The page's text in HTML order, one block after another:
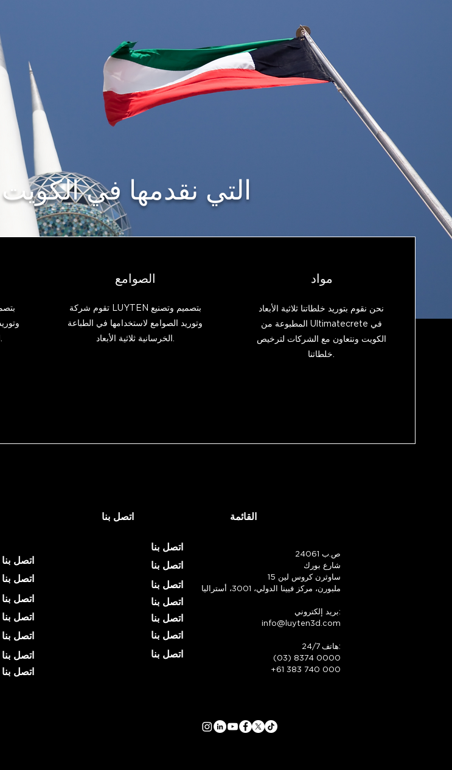
3DCP TECH التي نقدمها في الكويت
الطباعة الخرسانية ثلاثية الأبعاد.
الصوامع
تقوم شركة LUYTEN بتصميم وتصنيع
وتوريد الصوامع لاستخدامها في الطباعة
الخرسانية ثلاثية الأبعاد.
مواد
نحن نقوم بتوريد خلطاتنا ثلاثية الأبعاد
المطبوعة من Ultimatecrete في
الكويت ونتعاون مع الشركات لترخيص
خلطاتنا.
اتصل بنا
اتصل بنا
اتصل بنا
اتصل بنا
اتصل بنا
اتصل بنا
القائمة
ص.ب 24061
شارع بورك
15 ساوثرن كروس لين
ملبورن، مركز فيينا الدولي، 3001، أستراليا
بريد إلكتروني:
info@luyten3d.com
هاتف 24/7:
(03) 8374 0000
+61 383 740 000
اتصل بنا
اتصل بنا
اتصل بنا
اتصل بنا
اتصل بنا
اتصل بنا
اتصل بنا
اتصل بنا
اتصل بنا